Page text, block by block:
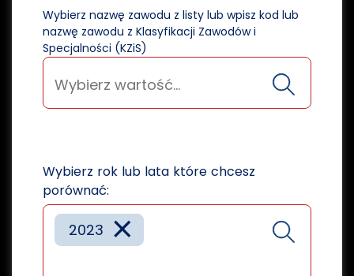
Wybierz nazwę zawodu z listy lub wpisz kod lub
nazwę zawodu z Klasyfikacji Zawodów i
Specjalności (KZiS)
Wybierz rok lub lata które chcesz
porównać:
×
2023